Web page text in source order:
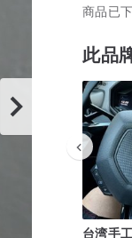
商品已
此品
台湾手